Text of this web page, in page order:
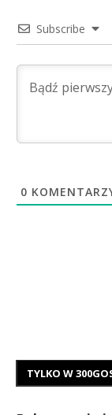
Subscribe
0
TYLKO W